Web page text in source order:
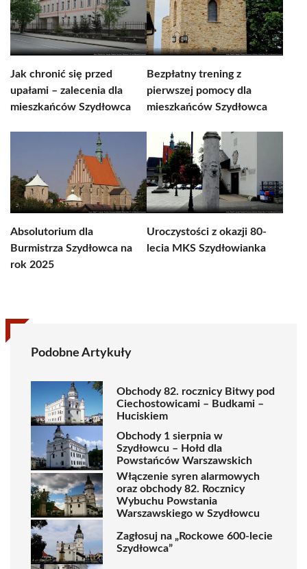
Jak chronić się przed
upałami – zalecenia dla
mieszkańców Szydłowca
Bezpłatny trening z
pierwszej pomocy dla
mieszkańców Szydłowca
Absolutorium dla
Burmistrza Szydłowca na
rok 2025
Uroczystości z okazji 80-
lecia MKS Szydłowianka
Podobne Artykuły
Obchody 82. rocznicy Bitwy pod
Ciechostowicami – Budkami –
Huciskiem
Obchody 1 sierpnia w
Szydłowcu – Hołd dla
Powstańców Warszawskich
Włączenie syren alarmowych
oraz obchody 82. Rocznicy
Wybuchu Powstania
Warszawskiego w Szydłowcu
Zagłosuj na „Rockowe 600-lecie
Szydłowca”